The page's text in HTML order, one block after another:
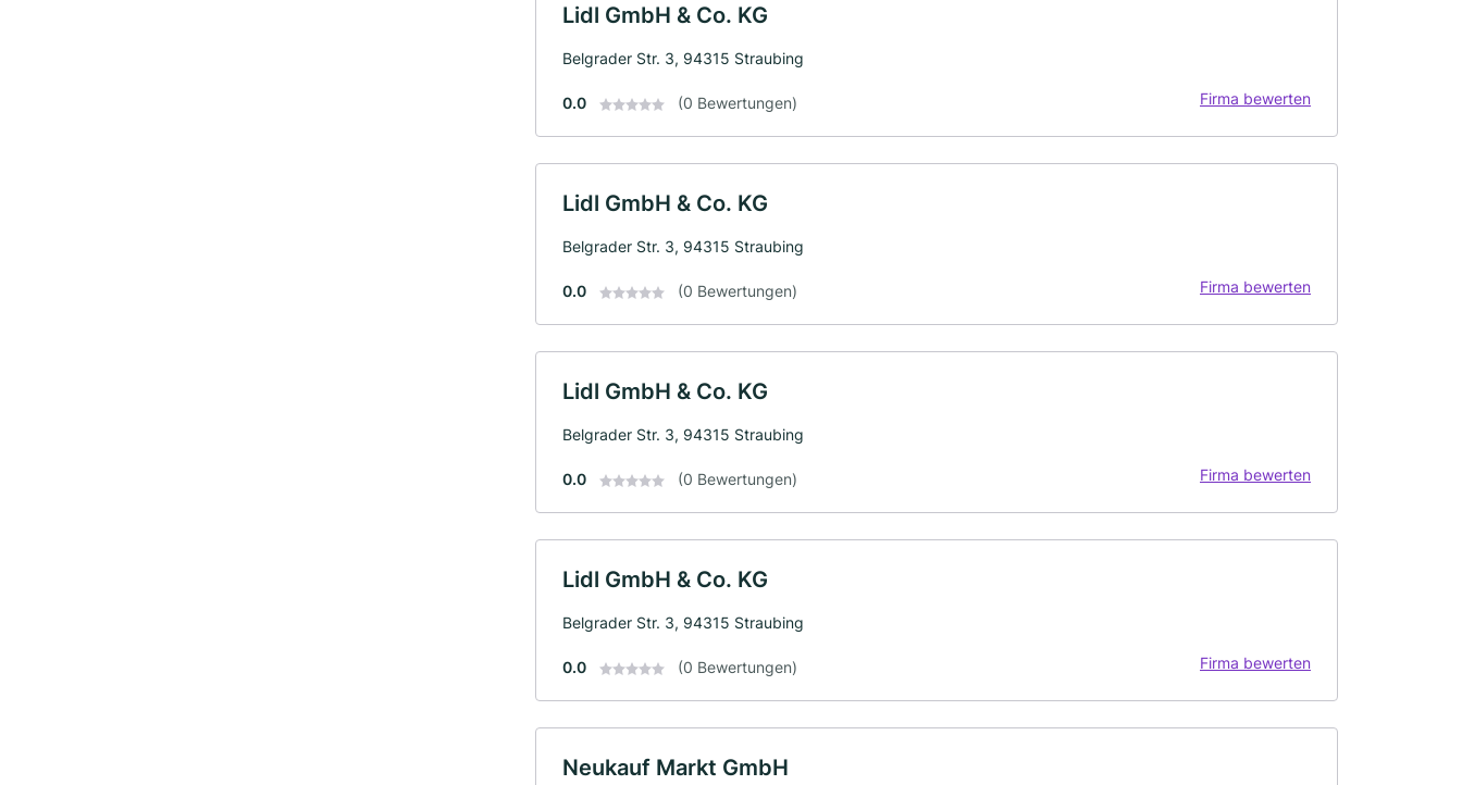
Lidl GmbH & Co. KG
Belgrader Str. 3, 94315 Straubing
0.0 (0 Bewertungen) Firma bewerten
Lidl GmbH & Co. KG
Belgrader Str. 3, 94315 Straubing
0.0 (0 Bewertungen) Firma bewerten
Lidl GmbH & Co. KG
Belgrader Str. 3, 94315 Straubing
0.0 (0 Bewertungen) Firma bewerten
Lidl GmbH & Co. KG
Belgrader Str. 3, 94315 Straubing
0.0 (0 Bewertungen) Firma bewerten
Neukauf Markt GmbH